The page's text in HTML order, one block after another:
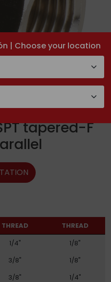
| Choose your location
tapered-F
THREAD
THREAD
1/4"
1/8"
3/8"
1/8"
3/8"
1/4"